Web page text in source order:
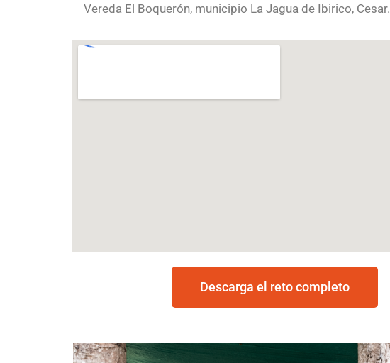
Vereda El Boquerón, municipio La Jagua de Ibirico, Cesar.
Descarga el reto completo